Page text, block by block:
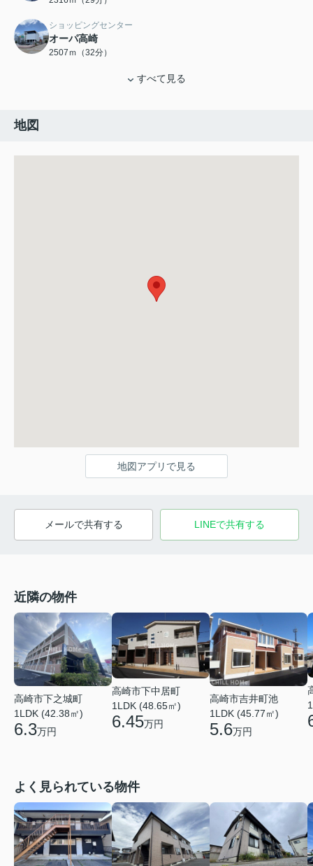
ショッピングセンター
オーパ高崎
2507ｍ（32分）
すべて見る
地図
地図アプリで見る
メールで共有する LINEで共有する
近隣の物件
高崎市下之城町
1LDK (42.38㎡)
6.3万円
高崎市下中居町
1LDK (48.65㎡)
6.45万円
高崎市吉井町池
1LDK (45.77㎡)
5.6万円
よく見られている物件